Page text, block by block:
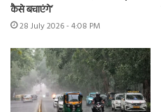
कैसे बचाएंगे’
28 July 2026 - 4:08 PM